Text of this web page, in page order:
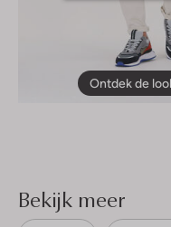
Ontdek de
Bekijk meer